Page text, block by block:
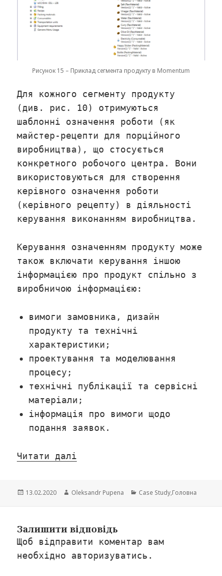
Рисунок 15 – Приклад сегмента продукту в Momentum
Для кожного сегменту продукту
(див. рис. 10) отримуються
шаблонні означення роботи (як
майстер-рецепти для порційного
виробництва), що стосується
конкретного робочого центра. Вони
використовуються для створення
керівного означення роботи
(керівного рецепту) в діяльності
керування виконанням виробництва.
Керування означенням продукту може
також включати керування іншою
інформацією про продукт спільно з
виробничою інформацією:
вимоги замовника, дизайн
продукту та технічні
характеристики;
проектування та моделювання
процесу;
технічні публікації та сервісні
матеріали;
інформація про вимоги щодо
подання заявок.
Читати далі
Опубліковано
13.02.2020 Автор
Oleksandr Pupena Категорії
Case Study,Головна
Залишити відповідь
Щоб відправити коментар вам
необхідно авторизуватись .